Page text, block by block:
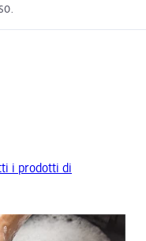
i prodotti di